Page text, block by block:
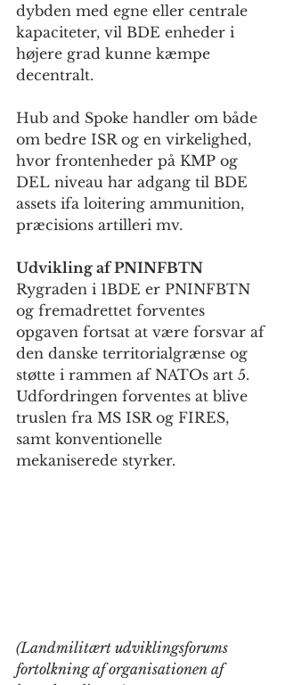
dybden med egne eller centrale
kapaciteter, vil BDE enheder i
højere grad kunne kæmpe
decentralt.
Hub and Spoke handler om både
om bedre ISR og en virkelighed,
hvor frontenheder på KMP og
DEL niveau har adgang til BDE
assets ifa loitering ammunition,
præcisions artilleri mv.
Udvikling af PNINFBTN
Rygraden i 1BDE er PNINFBTN
og fremadrettet forventes
opgaven fortsat at være forsvar af
den danske territorialgrænse og
støtte i rammen af NATOs art 5.
Udfordringen forventes at blive
truslen fra MS ISR og FIRES,
samt konventionelle
mekaniserede styrker.
(Landmilitært udviklingsforums
fortolkning af organisationen af